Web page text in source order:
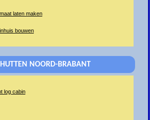
laten maken
bouwen
NOORD-BRABANT
log cabin